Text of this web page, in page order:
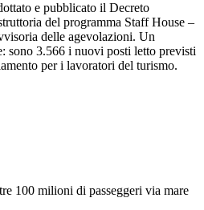
e pubblicato il Decreto
del programma Staff House –
delle agevolazioni. Un
sono 3.566 i nuovi posti letto previsti
per i lavoratori del turismo.
100 milioni di passeggeri via mare